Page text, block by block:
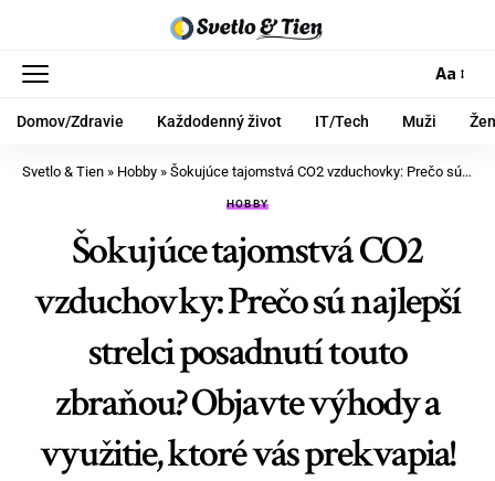
Aa
Domov/Zdravie Každodenný život IT/Tech Muži
Svetlo & Tien » Hobby » Šokujúce tajomstvá CO2 vzduchovky: Prečo sú najlepší strelci posadnutí touto zbraňou? Objavte výhody a využitie, ktoré vás prekvapia!
HOBBY
Šokujúce tajomstvá CO2
vzduchovky: Prečo sú najlepší
strelci posadnutí touto
zbraňou? Objavte výhody a
využitie, ktoré vás prekvapia!